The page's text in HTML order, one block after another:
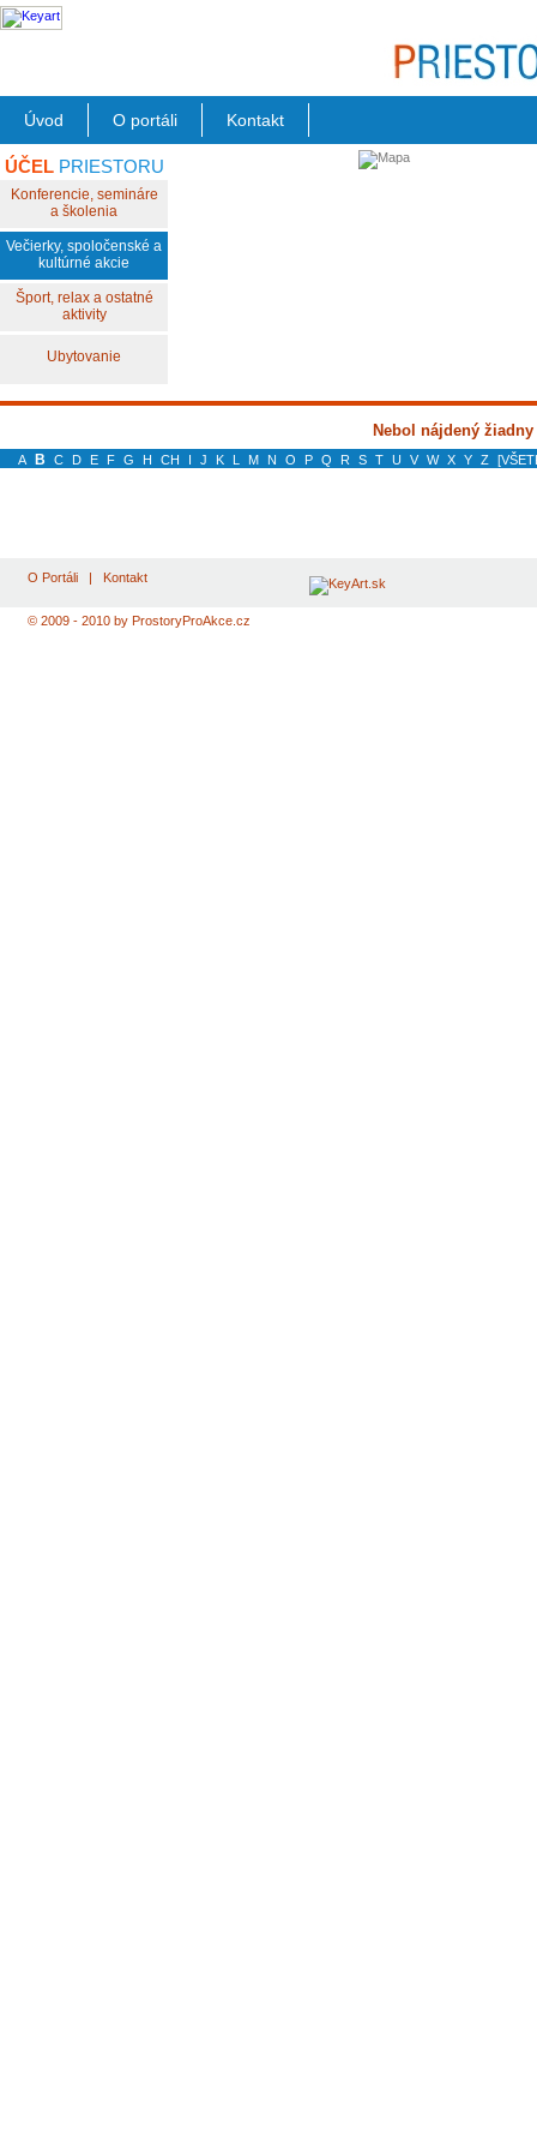
Úvod O portáli Kontakt
ÚČELPRIESTORU
Konferencie, semináre
a školenia
Večierky, spoločenské a
kultúrné akcie
Šport, relax a ostatné
aktivity
Ubytovanie
Nebol nájdený
A B C D E F G H CH I J K L M N O P Q R S T U V W X Y Z
O Portáli | Kontakt
© 2009 - 2010 by ProstoryProAkce.cz